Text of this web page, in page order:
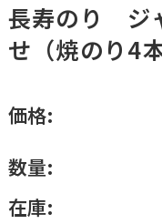
長寿のり ジ
せ（焼のり4本
価格:
数量:
在庫: